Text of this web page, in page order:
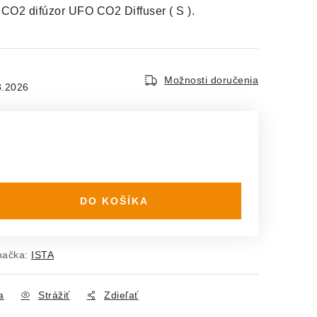
difúzor UFO CO2 Diffuser ( S ).
Možnosti doručenia
DO KOŠÍKA
ISTA
Strážiť Zdieľať